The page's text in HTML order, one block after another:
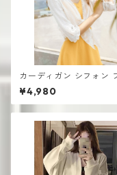
カーディガン シフォン
ス ショートレースカー
ル UV対策
¥4,980